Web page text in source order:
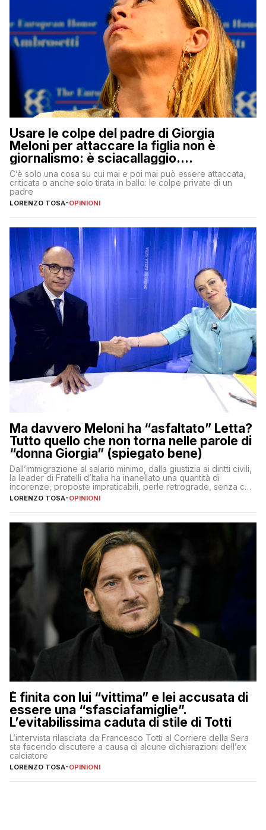
Usare le colpe del padre di Giorgia
Meloni per attaccare la figlia non è
giornalismo: è sciacallaggio.
Dimostriamo di essere diversi
C’è solo una cosa su cui mai e poi mai può essere attaccata,
criticata o anche solo tirata in ballo: le colpe private di un
padre
LORENZO TOSA-OPINIONI
Ma davvero Meloni ha “asfaltato” Letta?
Tutto quello che non torna nelle parole di
“donna Giorgia” (spiegato bene)
Dall’immigrazione al salario minimo, dalla giustizia ai diritti civili,
la leader di Fratelli d’Italia ha inanellato una quantità di
incorenze, proposte impraticabili, perle retrograde, senza che
nessuno – a destra come a sinistra – glielo abbia fatto notare
LORENZO TOSA-OPINIONI
È finita con lui “vittima” e lei accusata di
essere una “sfasciafamiglie”.
L’evitabilissima caduta di stile di Totti
L’intervista rilasciata da Francesco Totti al Corriere della Sera
sta facendo discutere a causa di alcune dichiarazioni dell’ex
calciatore
LORENZO TOSA-OPINIONI